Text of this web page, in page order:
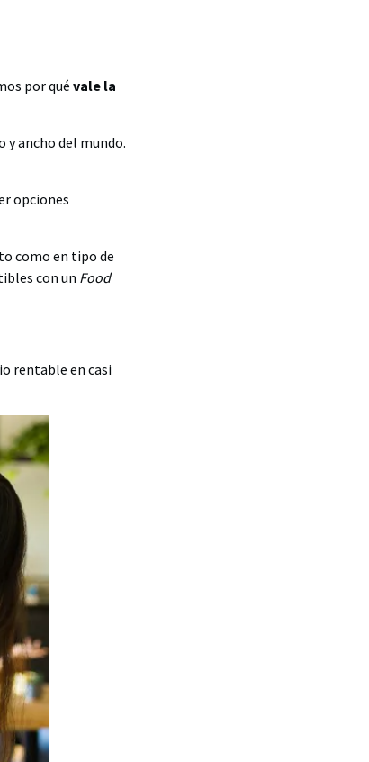
por qué vale la
y ancho del mundo.
opciones
como en tipo de
con un Food
rentable en casi